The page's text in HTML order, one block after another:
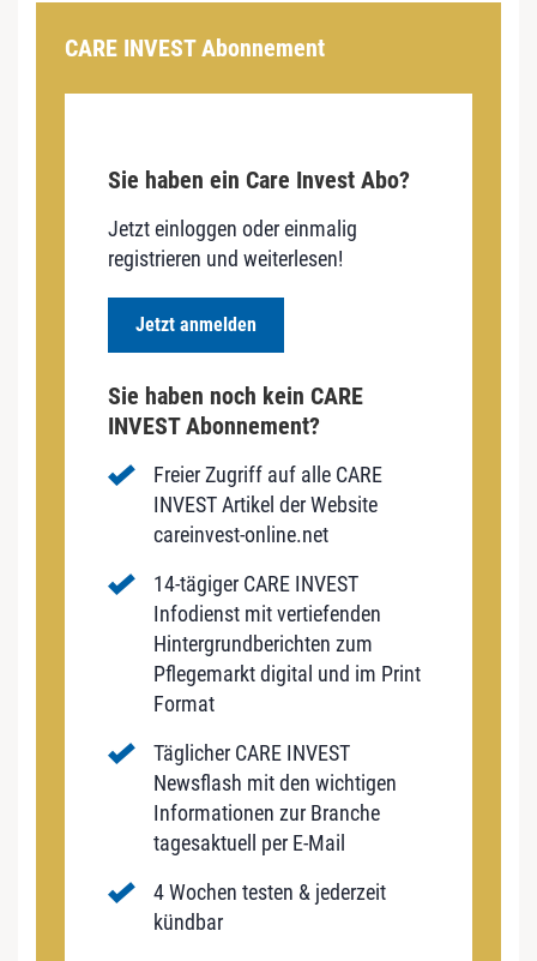
CARE INVEST Abonnement
Sie haben ein Care Invest Abo?
Jetzt einloggen oder einmalig
registrieren und weiterlesen!
Jetzt anmelden
Sie haben noch kein CARE
INVEST Abonnement?
Freier Zugriff auf alle CARE
INVEST Artikel der Website
careinvest-online.net
14-tägiger CARE INVEST
Infodienst mit vertiefenden
Hintergrundberichten zum
Pflegemarkt digital und im Print
Format
Täglicher CARE INVEST
Newsflash mit den wichtigen
Informationen zur Branche
tagesaktuell per E-Mail
4 Wochen testen & jederzeit
kündbar